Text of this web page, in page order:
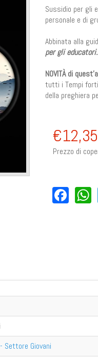
Sussidio per gli
personale e di
Abbinata alla
per gli educatori.
NOVITÀ di
tutti i Tempi
della preghiera
€12,35
Prezzo di
Settore Giovani